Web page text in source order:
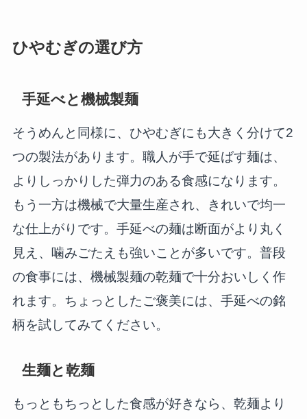
ひやむぎの選び方
手延べと機械製麺
そうめんと同様に、ひやむぎにも大きく分けて2
つの製法があります。職人が手で延ばす麺は、
よりしっかりした弾力のある食感になります。
もう一方は機械で大量生産され、きれいで均一
な仕上がりです。手延べの麺は断面がより丸く
見え、噛みごたえも強いことが多いです。普段
の食事には、機械製麺の乾麺で十分おいしく作
れます。ちょっとしたご褒美には、手延べの銘
柄を試してみてください。
生麺と乾麺
もっともちっとした食感が好きなら、乾麺より